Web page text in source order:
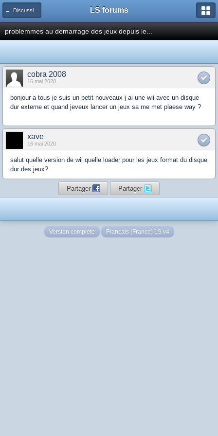
← Discussions générales (jeux, hardware...) LS forums
problemmes au demarrage des jeux depuis le...
cobra 2008
16 mai 2020
bonjour a tous je suis un petit nouveaux j ai une wii avec un disque
dur externe et quand jeveux lancer un jeux sa me met plaese way ?
xave
16 mai 2020
salut quelle version de wii quelle loader pour les jeux format du disque
dur des jeux?
Partager Partager
Version complète Français (France) LS v4